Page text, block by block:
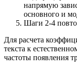
напрямую
основного и
Шаги 2-4
Для расчета
текста к
частоты появления